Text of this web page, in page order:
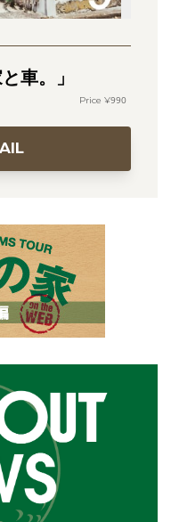
車。」
990